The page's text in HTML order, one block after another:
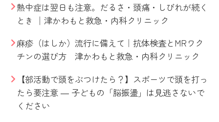
熱中症は翌日も注意。だるさ・頭痛・しびれが続く
とき │津かわもと救急・内科クリニック
麻疹（はしか）流行に備えて｜抗体検査とMRワク
チンの選び方 津かわもと救急・内科クリニック
【部活動で頭をぶつけたら？】スポーツで頭を打っ
たら要注意 ― 子どもの「脳振盪」は見逃さないで
ください